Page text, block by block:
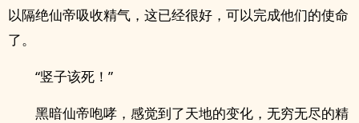
以隔绝仙帝吸收精气，这已经很好，可以完成他们的使命
了。
“竖子该死！”
黑暗仙帝咆哮，感觉到了天地的变化，无穷无尽的精